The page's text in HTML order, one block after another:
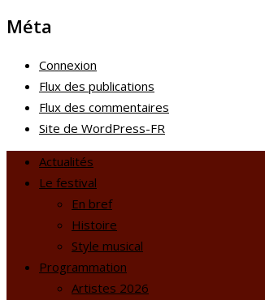
Méta
Connexion
Flux des publications
Flux des commentaires
Site de WordPress-FR
Actualités
Le festival
En bref
Histoire
Style musical
Programmation
Artistes 2026